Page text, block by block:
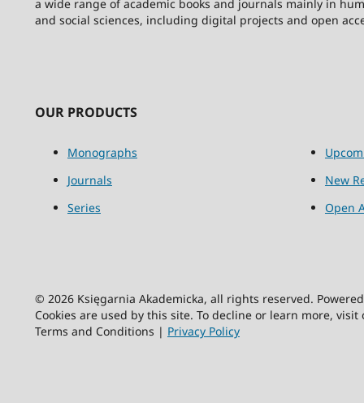
a wide range of academic books and journals mainly in
and social sciences, including digital projects and open
OUR PRODUCTS
Monographs
Journals
Series
New
Open
© 2026 Księgarnia Akademicka, all rights reserved.
Cookies are used by this site. To decline or learn more,
Terms and Conditions | Privacy Policy